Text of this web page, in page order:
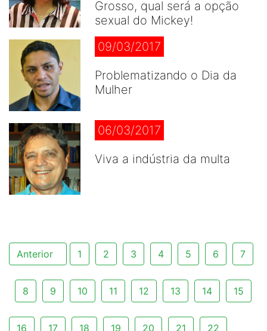
Grosso, qual será a opção
sexual do Mickey!
09/03/2017
Problematizando o Dia da
Mulher
06/03/2017
Viva a indústria da multa
Anterior 1 2 3 4 5 6 7
8 9 10 11 12 13 14 15
16 17 18 19 20 21 22